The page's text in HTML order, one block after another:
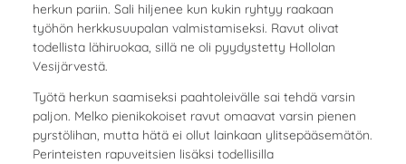
herkun pariin. Sali hiljenee kun kukin ryhtyy raakaan
työhön herkkusuupalan valmistamiseksi. Ravut olivat
todellista lähiruokaa, sillä ne oli pyydystetty Hollolan
Vesijärvestä.
Työtä herkun saamiseksi paahtoleivälle sai tehdä varsin
paljon. Melko pienikokoiset ravut omaavat varsin pienen
pyrstölihan, mutta hätä ei ollut lainkaan ylitsepääsemätön.
Perinteisten rapuveitsien lisäksi todellisilla